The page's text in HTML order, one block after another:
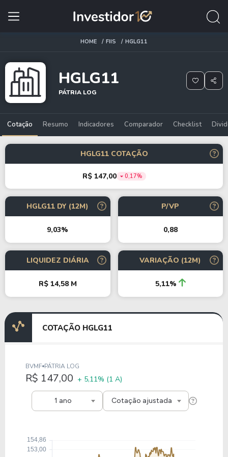
HOME FIIS HGLG11
HGLG11
PÁTRIA LOG
Cotação Resumo Indicadores Comparador Checklist
HGLG11 COTAÇÃO
R$ 147,00 0,17%
HGLG11 DY (12M)
9,03%
P/VP
0,88
LIQUIDEZ DIÁRIA
R$ 14,58 M
VARIAÇÃO (12M)
5,11%
COTAÇÃO HGLG11
1 ano
BVMF PÁTRIA LOG
R$ 147,00 + 5,11% (1 A)
Cotação ajustada